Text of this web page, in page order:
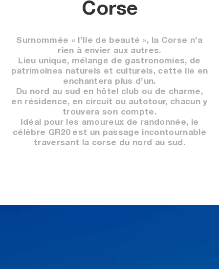
Corse
Surnommée « l’Ile de beauté », la Corse n’a
rien à envier aux autres.
Lieu unique, mélange de gastronomies, de
patrimoines naturels et culturels, cette île en
enchantera plus d’un.
Du nord au sud en hôtel club ou de charme,
en résidence, en circuit ou autotour, chacun y
trouvera son compte.
Idéal pour les amoureux de randonnée, le
célèbre GR20 est un passage incontournable
traversant la corse du nord au sud.